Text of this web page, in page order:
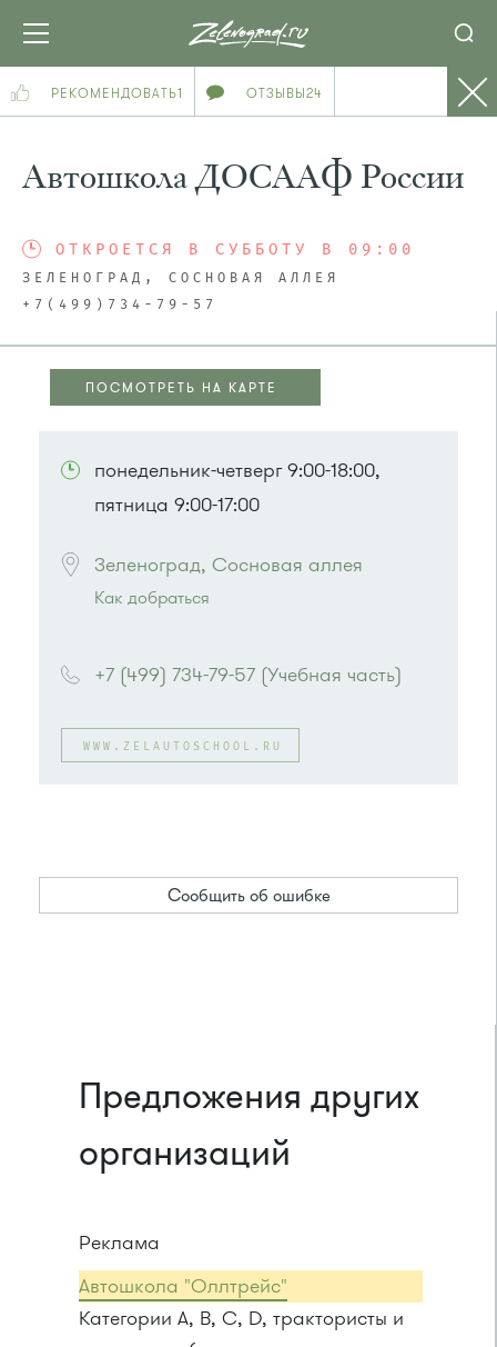
РЕКОМЕНДОВАТЬ1 ОТЗЫВЫ24
Автошкола ДОСААФ России
ОТКРОЕТСЯ В СУББОТУ В 09:00
ЗЕЛЕНОГРАД, СОСНОВАЯ АЛЛЕЯ
+7(499)734-79-57
ПОСМОТРЕТЬ НА КАРТЕ
понедельник-четверг 9:00-18:00,
пятница 9:00-17:00
Зеленоград, Сосновая аллея
Как добраться
Автобусы № 1, 2, 7.
Маршрутка № 419м, 720м, 903
Автобусы № 1, 2, 7.
Маршрутка № 419м, 720м, 903
+7 (499) 734-79-57 (Учебная часть)
WWW.ZELAUTOSCHOOL.RU
Сообщить об ошибке
Предложения других
организаций
Реклама
Автошкола "Оллтрейс"
Категории A, B, C, D, трактористы и